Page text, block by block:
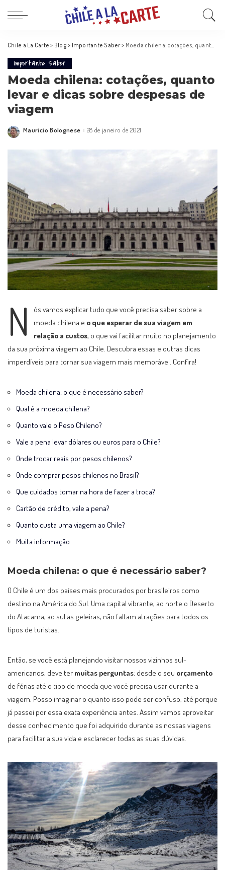
Chile a La Carte > Blog > Importante Saber> Moeda chilena: cotações, quanto levar e dicas sobre despesas de viagem
Importante Saber
Moeda chilena: cotações, quanto
levar e dicas sobre despesas de
viagem
Posted
Mauricio Bolognese 28 de janeiro de 2021
N
ós vamos explicar tudo que você precisa saber sobre a
moeda chilena e o que esperar de sua viagem em
relação a custos, o que vai facilitar muito no planejamento
da sua próxima viagem ao Chile. Descubra essas e outras dicas
imperdíveis para tornar sua viagem mais memorável. Confira!
Moeda chilena: o que é necessário saber?
Qual é a moeda chilena?
Quanto vale o Peso Chileno?
Vale a pena levar dólares ou euros para o Chile?
Onde trocar reais por pesos chilenos?
Onde comprar pesos chilenos no Brasil?
Que cuidados tomar na hora de fazer a troca?
Cartão de crédito, vale a pena?
Quanto custa uma viagem ao Chile?
Muita informação
Moeda chilena: o que é necessário saber?
O Chile é um dos países mais procurados por brasileiros como
destino na América do Sul. Uma capital vibrante, ao norte o Deserto
do Atacama, ao sul as geleiras, não faltam atrações para todos os
tipos de turistas.
Então, se você está planejando visitar nossos vizinhos sul-
americanos, deve ter muitas perguntas: desde o seu orçamento
de férias até o tipo de moeda que você precisa usar durante a
viagem. Posso imaginar o quanto isso pode ser confuso, até porque
já passei por essa exata experiência antes. Assim vamos aproveitar
desse conhecimento que foi adquirido durante as nossas viagens
para facilitar a sua vida e esclarecer todas as suas dúvidas.